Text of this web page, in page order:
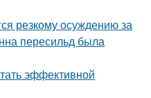
резкому осуждению за
пересильд была
эффективной